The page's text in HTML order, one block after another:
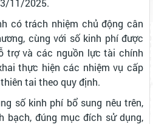
có trách nhiệm chủ động cân
cùng với số kinh phí được
trợ và các nguồn lực tài chính
thực hiện các nhiệm vụ cấp
tai theo quy định.
số kinh phí bổ sung nêu trên,
bạch, đúng mục đích sử dụng,